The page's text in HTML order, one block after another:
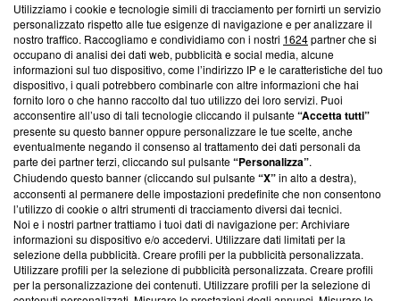
Questa sezione offre informazioni trasparenti su Blasting
News, sui nostri processi editoriali e su come ci impegniamo a
creare news di qualità. Inoltre, afferma la nostra aderenza a
‘Trust Project - News with Integrity’Blasting News non è
ancora membro del programma, ma ha richiesto di farne
parte; Trust Project non ha ancora effettuato una verifica di
conformità agli standard.
Su di noi
Team editoriale
Corporate
Redazione
Informativa Privacy
Utilizziamo i cookie e tecnologie simili di tracciamento per fornirti un servizio
personalizzato rispetto alle tue esigenze di navigazione e per analizzare il
nostro traffico. Raccogliamo e condividiamo con i nostri 1624partner che si
occupano di analisi dei dati web, pubblicità e social media, alcune
informazioni sul tuo dispositivo, come l’indirizzo IP e le caratteristiche del tuo
dispositivo, i quali potrebbero combinarle con altre informazioni che hai
fornito loro o che hanno raccolto dal tuo utilizzo dei loro servizi. Puoi
acconsentire all’uso di tali tecnologie cliccando il pulsante“Accetta tutti”
presente su questo banner oppure personalizzare le tue scelte, anche
eventualmente negando il consenso al trattamento dei dati personali da
parte dei partner terzi, cliccando sul pulsante“Personalizza”.
Chiudendo questo banner (cliccando sul pulsante“X”in alto a destra),
acconsenti al permanere delle impostazioni predefinite che non consentono
l’utilizzo di cookie o altri strumenti di tracciamento diversi dai tecnici.
Noi e i nostri partner trattiamo i tuoi dati di navigazione per: Archiviare
informazioni su dispositivo e/o accedervi. Utilizzare dati limitati per la
selezione della pubblicità. Creare profili per la pubblicità personalizzata.
Utilizzare profili per la selezione di pubblicità personalizzata. Creare profili
per la personalizzazione dei contenuti. Utilizzare profili per la selezione di